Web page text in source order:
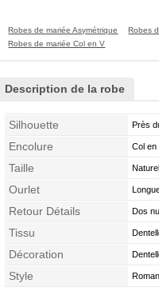
Robes de mariée Asymétrique Robes
Robes de mariée Col en V
Description de la robe
Silhouette Près
Encolure Col en
Taille
Ourlet
Retour Détails Dos nu
Tissu
Décoration
Style